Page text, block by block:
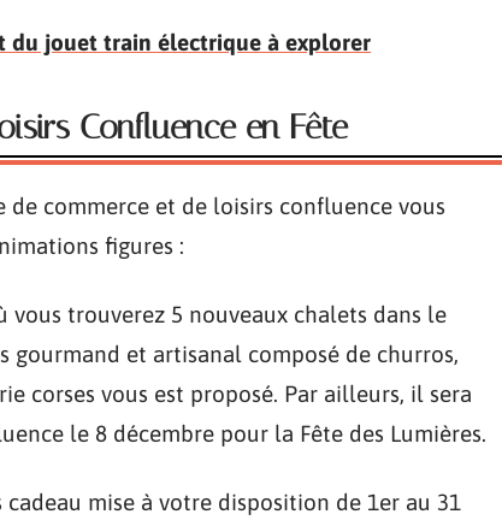
du jouet train électrique à explorer
Confluence en Fête
commerce et de loisirs confluence vous
figures :
vous trouverez 5 nouveaux chalets dans le
gourmand et artisanal composé de churros,
corses vous est proposé. Par ailleurs, il sera
le 8 décembre pour la Fête des Lumières.
mise à votre disposition de 1er au 31